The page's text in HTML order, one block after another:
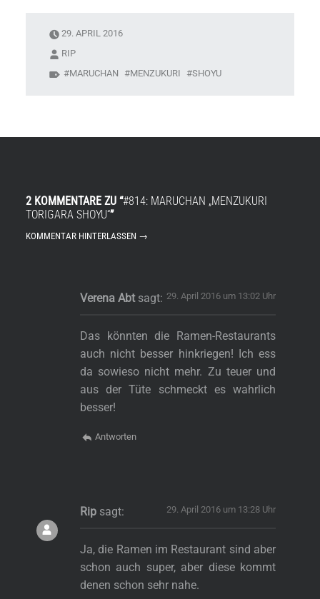
29. APRIL 2016
RIP
MARUCHAN
MENZUKURI SHOYU
2 KOMMENTARE ZU “#814: MARUCHAN „MENZUKURI
TORIGARA SHOYU“”
KOMMENTAR HINTERLASSEN →
Verena Abt sagt: 29. April 2016 um 13:02 Uhr
Das könnten die Ramen-Restaurants
auch nicht besser hinkriegen! Ich ess
da sowieso nicht mehr. Zu teuer und
aus der Tüte schmeckt es wahrlich
besser!
Antworten
Rip sagt: 29. April 2016 um 13:28 Uhr
Ja, die Ramen im Restaurant sind aber
schon auch super, aber diese kommt
denen schon sehr nahe.